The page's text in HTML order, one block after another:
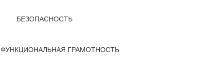
БЕЗОПАСНОСТЬ
ФУНКЦИОНАЛЬНАЯ ГРАМОТНОСТЬ